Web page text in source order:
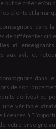
but de créer et/ou
clients et la
dans
de différentes
et enseignants
aux avis et
dans
lors de son
dérivés) ou
une véritable
à
votre enseigne